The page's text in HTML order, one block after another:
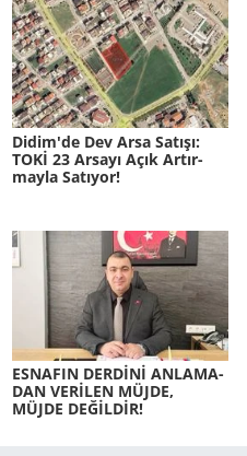
Didim'de Dev Arsa Sa­tı­şı:
TOKİ 23 Ar­sa­yı Açık Ar­tır­
may­la Sa­tı­yor!
ES­NA­FIN DERDİNİ AN­LA­MA­
DAN VERİLEN MÜJDE,
MÜJDE DEĞİLDİR!